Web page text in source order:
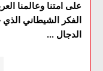
على امتنا وعالمنا
الفكر الشيطاني
الدجال ...